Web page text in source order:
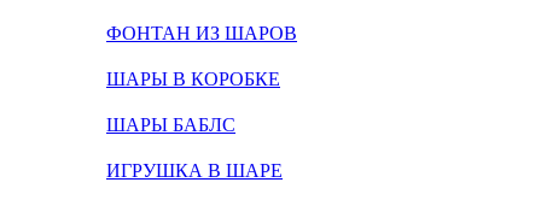
ФОНТАН ИЗ ШАРОВ
ШАРЫ В КОРОБКЕ
ШАРЫ БАБЛС
ИГРУШКА В ШАРЕ